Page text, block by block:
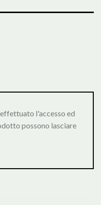
l'accesso ed
possono lasciare